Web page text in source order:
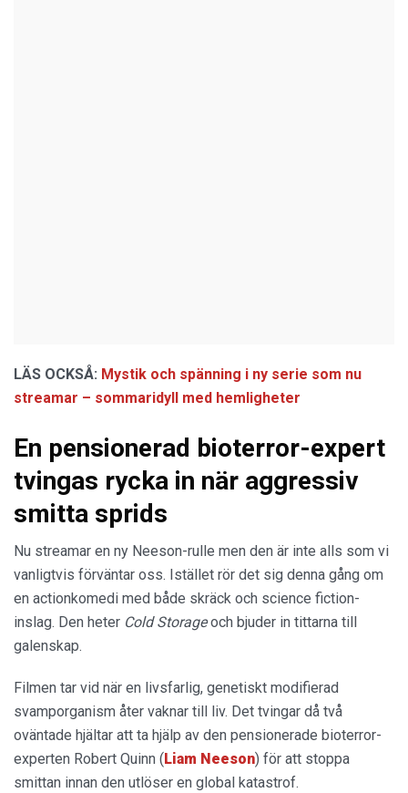
LÄS OCKSÅ: Mystik och spänning i ny serie som nu
streamar – sommaridyll med hemligheter
En pensionerad bioterror-expert
tvingas rycka in när aggressiv
smitta sprids
Nu streamar en ny Neeson-rulle men den är inte alls som vi
vanligtvis förväntar oss. Istället rör det sig denna gång om
en actionkomedi med både skräck och science fiction-
inslag. Den heter Cold Storageoch bjuder in tittarna till
galenskap.
Filmen tar vid när en livsfarlig, genetiskt modifierad
svamporganism åter vaknar till liv. Det tvingar då två
oväntade hjältar att ta hjälp av den pensionerade bioterror-
experten Robert Quinn (Liam Neeson) för att stoppa
smittan innan den utlöser en global katastrof.